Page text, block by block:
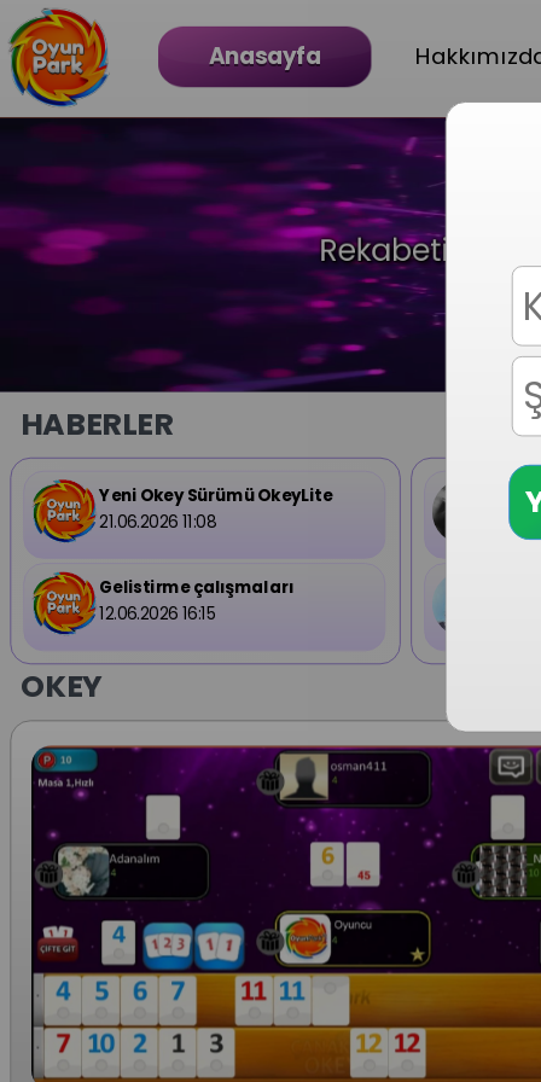
Anasayfa
Rekabeti
HABERLER
Yeni Okey Sürümü OkeyLite
21.06.2026 11:08
Gelistirme çalışmaları
12.06.2026 16:15
OKEY